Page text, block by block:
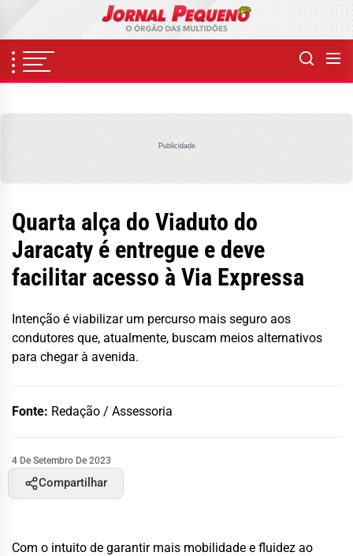
content
Publicidade
Quarta alça do Viaduto do
Jaracaty é entregue e deve
facilitar acesso à Via Expressa
Intenção é viabilizar um percurso mais seguro aos
condutores que, atualmente, buscam meios alternativos
para chegar à avenida.
Fonte: Redação / Assessoria
4 De Setembro De 2023
Compartilhar
Com o intuito de garantir mais mobilidade e fluidez ao